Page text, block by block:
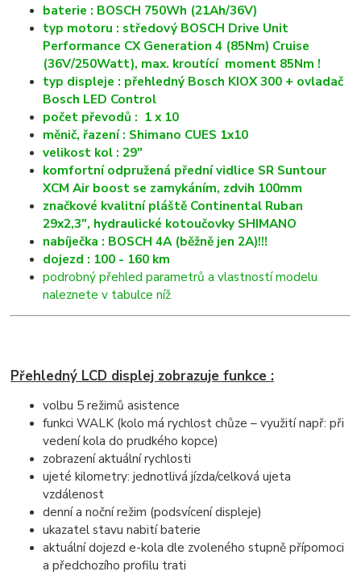
baterie : BOSCH 750Wh (21Ah/36V)
typ motoru : středový BOSCH Drive Unit
Performance CX Generation 4 (85Nm) Cruise
(36V/250Watt), max. kroutící moment 85Nm !
typ displeje : přehledný Bosch KIOX 300 + ovladač
Bosch LED Control
počet převodů : 1 x 10
měnič, řazení : Shimano CUES 1x10
velikost kol : 29"
komfortní odpružená přední vidlice SR Suntour
XCM Air boost se zamykáním, zdvih 100mm
značkové kvalitní pláště Continental Ruban
29x2,3", hydraulické kotoučovky SHIMANO
nabíječka : BOSCH 4A (běžně jen 2A)!!!
dojezd : 100 - 160 km
podrobný přehled parametrů a vlastností modelu
naleznete v tabulce níž
Přehledný LCD displej zobrazuje funkce :
volbu 5 režimů asistence
funkci WALK (kolo má rychlost chůze – využití např: při
vedení kola do prudkého kopce)
zobrazení aktuální rychlosti
ujeté kilometry: jednotlivá jízda/celková ujeta
vzdálenost
denní a noční režim (podsvícení displeje)
ukazatel stavu nabití baterie
aktuální dojezd e-kola dle zvoleného stupně přípomoci
a předchozího profilu trati